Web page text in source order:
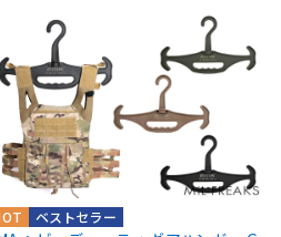
ベストセラー